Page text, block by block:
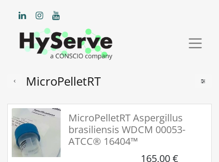
MicroPelletRT
MicroPelletRT Aspergillus
brasiliensis WDCM 00053-
ATCC® 16404™
165,00€